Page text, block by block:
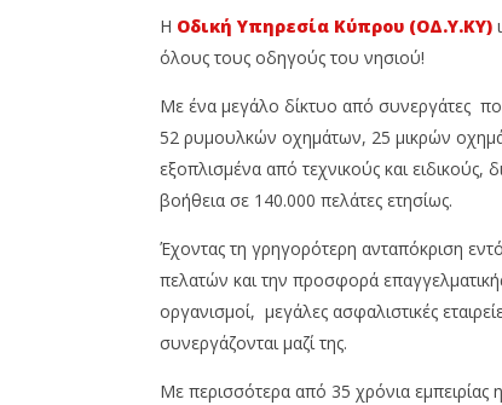
Cyprus
Insurance
News
Η Οδική Υπηρεσία Κύπρου (ΟΔ.Υ.ΚΥ)
όλους τους οδηγούς του νησιού!
Με ένα μεγάλο δίκτυο από συνεργάτες
52 ρυμουλκών οχημάτων, 25 μικρών
εξοπλισμένα από τεχνικούς και
βοήθεια σε 140.000 πελάτες ετησίως.
Έχοντας τη γρηγορότερη ανταπόκριση
πελατών και την προσφορά
οργανισμοί, μεγάλες ασφαλιστικές
συνεργάζονται μαζί της.
Με περισσότερα από 35 χρόνια εμπειρίας η